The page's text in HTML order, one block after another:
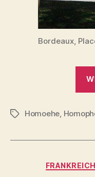
Bordeaux,
Schlagwörter
Homoehe
FRANKREICH